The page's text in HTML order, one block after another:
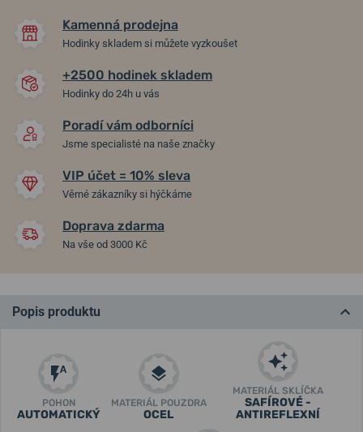
Kamenná prodejna
Hodinky skladem si můžete vyzkoušet
+2500 hodinek skladem
Hodinky do 24h u vás
Poradí vám odborníci
Jsme specialisté na naše značky
VIP účet = 10% sleva
Věrné zákazníky si hýčkáme
Doprava zdarma
Na vše od 3000 Kč
Popis produktu
POHON
AUTOMATICKÝ
MATERIÁL POUZDRA
OCEL
MATERIÁL SKLÍČKA
SAFÍROVÉ -
ANTIREFLEXNÍ